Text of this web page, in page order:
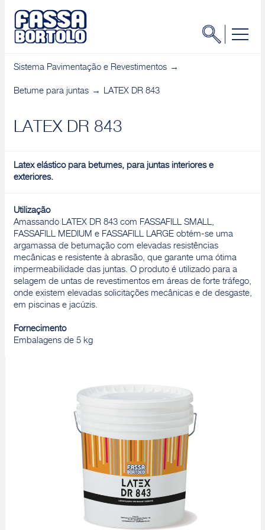
Sistema Pavimentação e Revestimentos
Betume para juntas LATEX DR 843
LATEX DR 843
Latex elástico para betumes, para juntas interiores e
exteriores.
Utilização
Amassando LATEX DR 843 com FASSAFILL SMALL,
FASSAFILL MEDIUM e FASSAFILL LARGE obtém-se uma
argamassa de betumação com elevadas resistências
mecânicas e resistente à abrasão, que garante uma ótima
impermeabilidade das juntas. O produto é utilizado para a
selagem de untas de revestimentos em áreas de forte tráfego,
onde existem elevadas solicitações mecânicas e de desgaste,
em piscinas e jacúzis.
Fornecimento
Embalagens de 5 kg